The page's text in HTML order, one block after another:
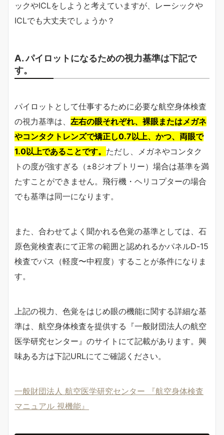
ックやICLをしようと考えていますが、レーシックや
ICLでも大丈夫でしょうか？
A. パイロットになるための視力基準は下記で
す。
パイロットとして仕事するために必要な航空身体検査
の視力基準は、 左右の眼それぞれ、裸眼またはメガネ
やコンタクトレンズで矯正し0.7以上、かつ、両眼で
1.0以上であることです。 ただし、メガネやコンタク
トの度が強すぎる（±8ジオプトリー）場合は基準を満
たすことができません。飛行機・ヘリコプターの場合
でも基準は同一になります。
また、合わせてよく聞かれる色覚の基準としては、石
原色覚検査表にて正常の範囲と認めれるかパネルD-15
検査でパス（軽度〜中程度）することが条件になりま
す。
上記の視力、色覚をはじめ眼の機能に関する詳細な基
準は、航空身体検査を提供する『一般財団法人の航空
医学研究センター』のサイトにて記載があります。興
味ある方は下記URLにてご確認ください。
一般財団法人 航空医学研究センター 『航空身体検査
マニュアル 視機能』